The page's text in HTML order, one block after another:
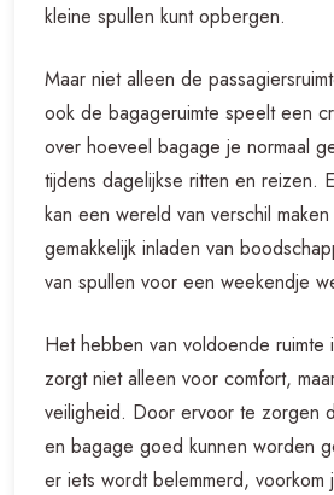
kleine spullen kunt opbergen.
Maar niet alleen de
ook de bagageruimte speelt een
over hoeveel bagage je normaal
tijdens dagelijkse ritten en reizen.
kan een wereld van verschil
gemakkelijk inladen van
van spullen voor een weekendje
Het hebben van voldoende ruimte
zorgt niet alleen voor comfort,
veiligheid. Door ervoor te zorgen
en bagage goed kunnen worden
er iets wordt belemmerd, voorkom